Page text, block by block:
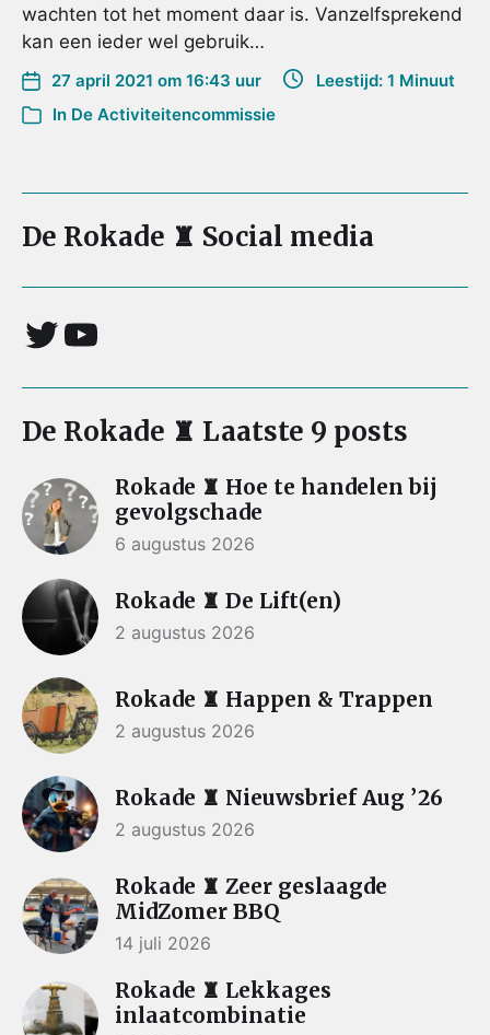
wachten tot het moment daar is. Vanzelfsprekend
kan een ieder wel gebruik…
27 april 2021 om 16:43 uur
Leestijd: 1 Minuut
In De Activiteitencommissie
De Rokade ♜ Social media
De Rokade ♜ Laatste 9 posts
Rokade ♜ Hoe te handelen bij
gevolgschade
6 augustus 2026
Rokade ♜ De Lift(en)
2 augustus 2026
Rokade ♜ Happen & Trappen
2 augustus 2026
Rokade ♜ Nieuwsbrief Aug ’26
2 augustus 2026
Rokade ♜ Zeer geslaagde
MidZomer BBQ
14 juli 2026
Rokade ♜ Lekkages
inlaatcombinatie